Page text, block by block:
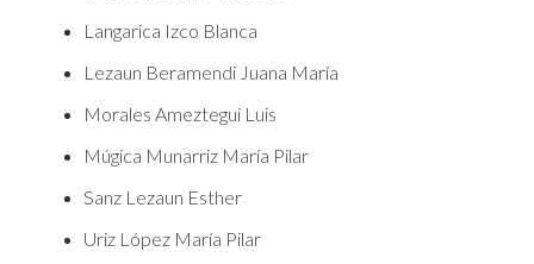
Langarica Izco Blanca
Lezaun Beramendi Juana María
Morales Ameztegui Luis
Múgica Munarriz María Pilar
Sanz Lezaun Esther
Uriz López María Pilar